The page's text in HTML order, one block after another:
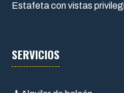
Estafeta con vistas
SERVICIOS